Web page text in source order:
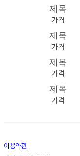
제목
가격
제목
가격
제목
가격
제목
가격
이용약관